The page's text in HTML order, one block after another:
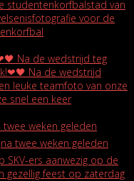
Na de wedstrijd teg
weken geleden